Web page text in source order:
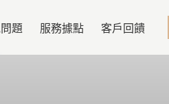
題 服務據點 客戶回饋